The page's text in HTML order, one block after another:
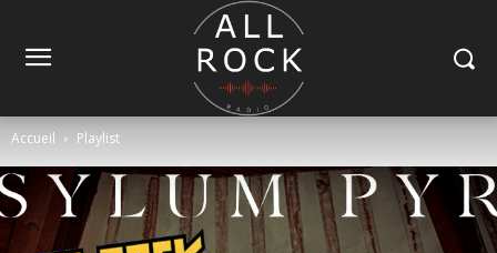
Accueil Playlist